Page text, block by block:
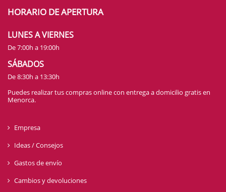
HORARIO DE APERTURA
LUNES A VIERNES
De 7:00h a 19:00h
SÁBADOS
De 8:30h a 13:30h
Puedes realizar tus compras online con entrega a domicilio gratis en
Menorca.
Empresa
Ideas / Consejos
Gastos de envío
Cambios y devoluciones